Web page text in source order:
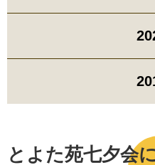
とよた苑七夕会